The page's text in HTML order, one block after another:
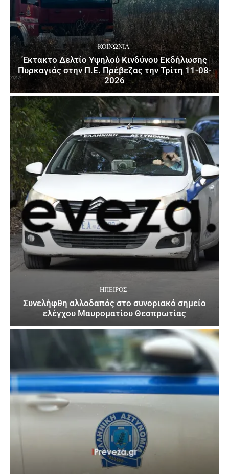
ΚΟΙΝΩΝΙΑ
Έκτακτο Δελτίο Υψηλού Κινδύνου Εκδήλωσης
Πυρκαγιάς στην Π.Ε. Πρέβεζας την Τρίτη 11-08-
2026
ΉΠΕΙΡΟΣ
Συνελήφθη αλλοδαπός στο συνοριακό σημείο
ελέγχου Μαυροματίου Θεσπρωτίας